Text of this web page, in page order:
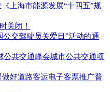
上海市能源发展“十四五”规
关闭！
公交驾驶员关爱日”活动的通
公共交通峰会城市公共交通项
好道路客运电子客票推广普